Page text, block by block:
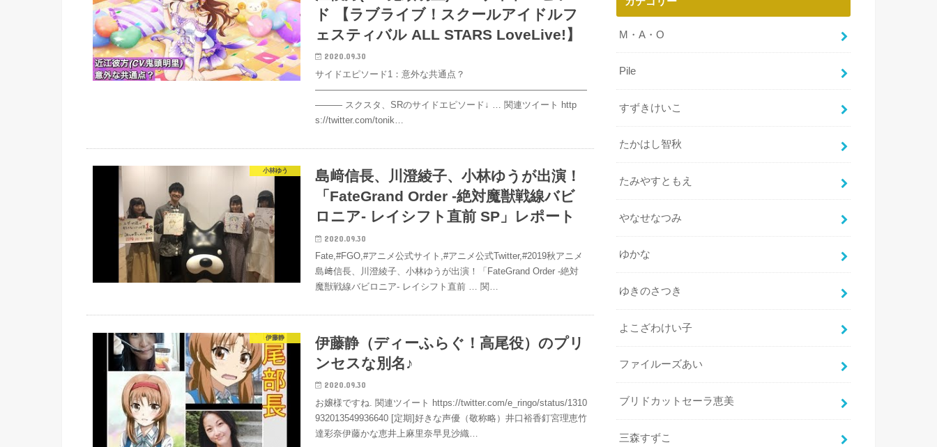
ド 【ラブライブ！スクールアイドルフ
ェスティバル ALL STARS LoveLive!】
2020.09.30
サイドエピソード1：意外な共通点？
——————————————————————————————
——— スクスタ、SRのサイドエピソード↓ … 関連ツイート http
s://twitter.com/tonik…
小林ゆう
島﨑信長、川澄綾子、小林ゆうが出演！
「FateGrand Order -絶対魔獣戦線バビ
ロニア- レイシフト直前 SP」レポート
2020.09.30
Fate,#FGO,#アニメ公式サイト,#アニメ公式Twitter,#2019秋アニメ
島﨑信長、川澄綾子、小林ゆうが出演！「FateGrand Order -絶対
魔獣戦線バビロニア- レイシフト直前 … 関…
伊藤静
伊藤静（ディーふらぐ！高尾役）のプリ
ンセスな別名♪
2020.09.30
お嬢様ですね. 関連ツイート https://twitter.com/e_ringo/status/1310
932013549936640 [定期]好きな声優（敬称略）井口裕香釘宮理恵竹
達彩奈伊藤かな恵井上麻里奈早見沙織…
M・A・O
Pile
すずきけいこ
たかはし智秋
たみやすともえ
やなせなつみ
ゆかな
ゆきのさつき
よこざわけい子
ファイルーズあい
ブリドカットセーラ恵美
三森すずこ